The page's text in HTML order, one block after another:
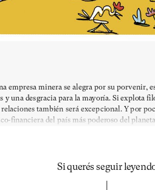
empresa minera se alegra por su porvenir,
y una desgracia para la mayoría. Si explota
también será excepcional. Y por
financiera del país más poderoso del
Si querés seguir